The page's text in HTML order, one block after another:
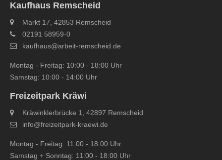
Kaufhaus Remscheid
Markt 17, 42853 Remscheid
02191 58959-0
kaufhaus@arbeit-remscheid.de
Montag - Freitag: 10:00 - 18:00 Uhr
Samstag: 10:00 - 14:00 Uhr
Freizeitpark Kräwi
Kräwinklerbrücke 1, 42897 Remscheid
info@freizeitpark‐kraewi.de
Montag - Freitag: 11:00 - 18:00 Uhr
Samstag + Sonntag: 11:00 - 18:00 Uhr